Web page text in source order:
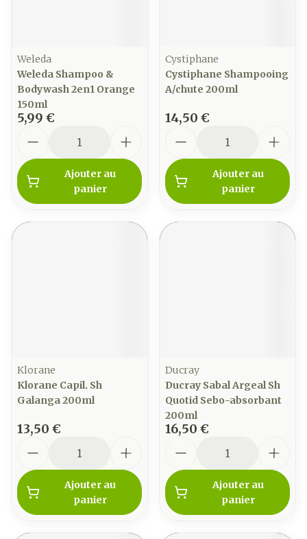
Weleda
Weleda Shampoo &
Bodywash 2en1 Orange
150ml
5,99 €
Ajouter au
panier
Cystiphane
Cystiphane Shampooing
A/chute 200ml
14,50 €
Ajouter au
panier
Klorane
Klorane Capil. Sh
Galanga 200ml
13,50 €
Ajouter au
panier
Ducray
Ducray Sabal Argeal Sh
Quotid Sebo-absorbant
200ml
16,50 €
Ajouter au
panier